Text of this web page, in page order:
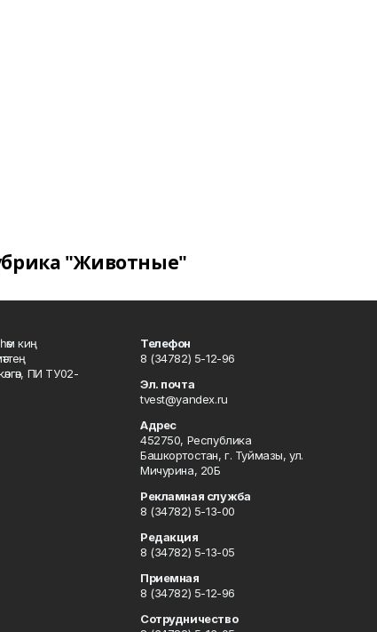
"Животные"
киң
ПИ ТУ02-
Телефон
8 (34782) 5-12-96
Эл. почта
tvest@yandex.ru
Адрес
452750, Республика
Башкортостан, г. Туймазы, ул.
Мичурина, 20Б
Рекламная служба
8 (34782) 5-13-00
Редакция
8 (34782) 5-13-05
Приемная
8 (34782) 5-12-96
Сотрудничество